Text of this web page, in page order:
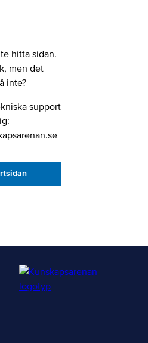
hitta sidan.
men det
inte?
support